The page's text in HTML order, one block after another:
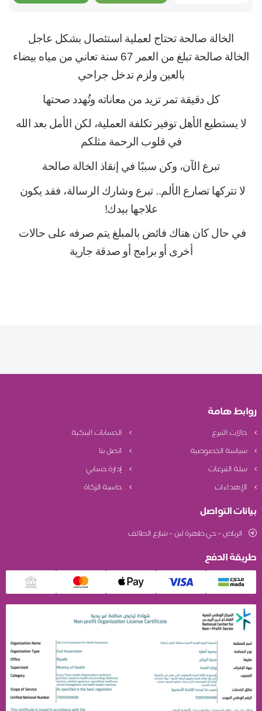
الخالة صالحة تحتاج لعملية استئصال بشكل عاجل
بالعين ولزم تدخل جراحي
كل دقيقة تمر تزيد من معاناته وتُهدد صحتها
في قلوب الرحمة مثلكم
تبرع الآن، وكن سببًا في إنقاذ الخالة صالحة
علاجها بيدك!
أخرى أو برامج أو صدقة جارية
روابط هامة
حالات التبرع
الحسابات البنكية
سياسة الخصوصية
اتصل بنا
سلة التبرعات
إدارة حسابي
الإهداءات
حاسبة الزكاة
بيانات التواصل
الرياض – حي ظهرة لبن – شارع الطائف
طريقة الدفع